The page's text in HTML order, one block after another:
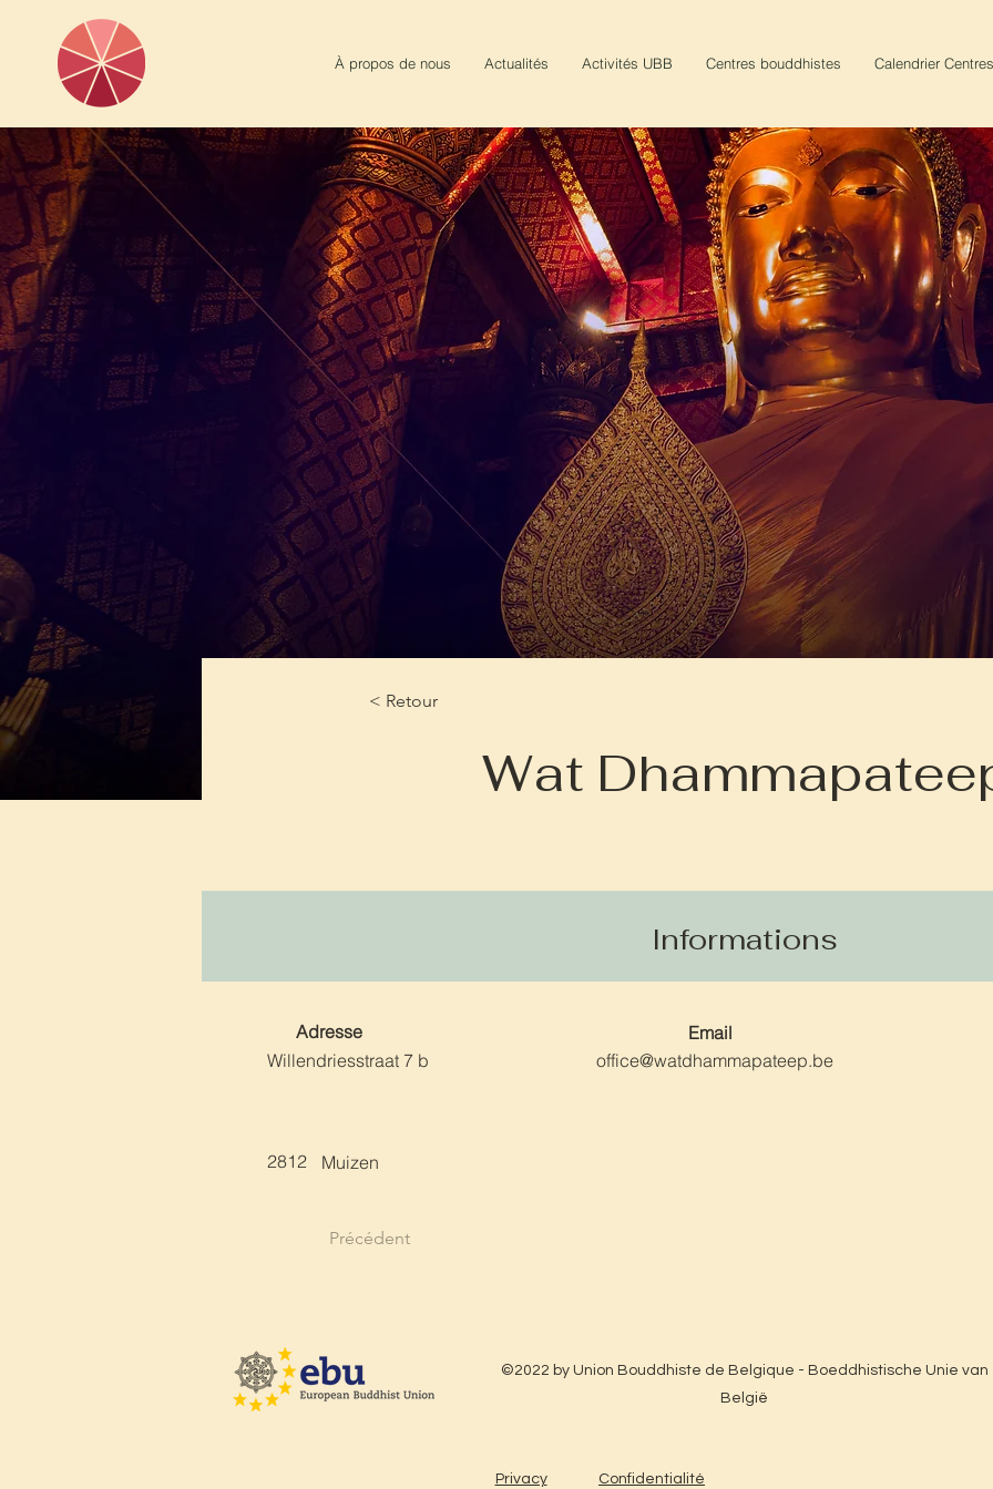
À propos de nous Actualités Activités UBB Centres bouddhistes Calendrier Centres
< Retour
Wat
Informations
Willendriesstraat 7 b
Adresse
Email
office@watdhammapateep.be
2812 Muizen
Précédent
©2022 by Union Bouddhiste de Belgique - Boeddhistische Unie van
België
Privacy Confidentialité